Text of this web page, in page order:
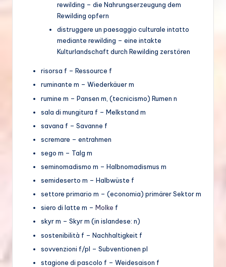
rewilding – die Nahrungserzeugung dem
Rewilding opfern
distruggere un paesaggio culturale intatto
mediante rewilding – eine intakte
Kulturlandschaft durch Rewilding zerstören
risorsa f – Ressource f
ruminante m – Wiederkäuer m
rumine m – Pansen m, (tecnicismo) Rumen n
sala di mungitura f – Melkstand m
savana f – Savanne f
scremare – entrahmen
sego m – Talg m
seminomadismo m – Halbnomadismus m
semideserto m – Halbwüste f
settore primario m – (economia) primärer Sektor m
siero di latte m – Molke f
skyr m – Skyr m (in islandese: n)
sostenibilità f – Nachhaltigkeit f
sovvenzioni f/pl – Subventionen pl
stagione di pascolo f – Weidesaison f